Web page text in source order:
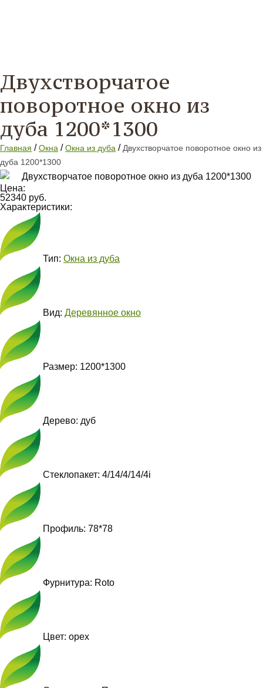
Двухстворчатое
поворотное окно из
дуба 1200*1300
Главная / Окна / Окна из дуба / Двухстворчатое поворотное окно из
дуба 1200*1300
Цена:
52340 руб.
Характеристики:
Тип: Окна из дуба
Вид: Деревянное окно
Размер: 1200*1300
Дерево: дуб
Стеклопакет: 4/14/4/14/4i
Профиль: 78*78
Фурнитура: Roto
Цвет: орех